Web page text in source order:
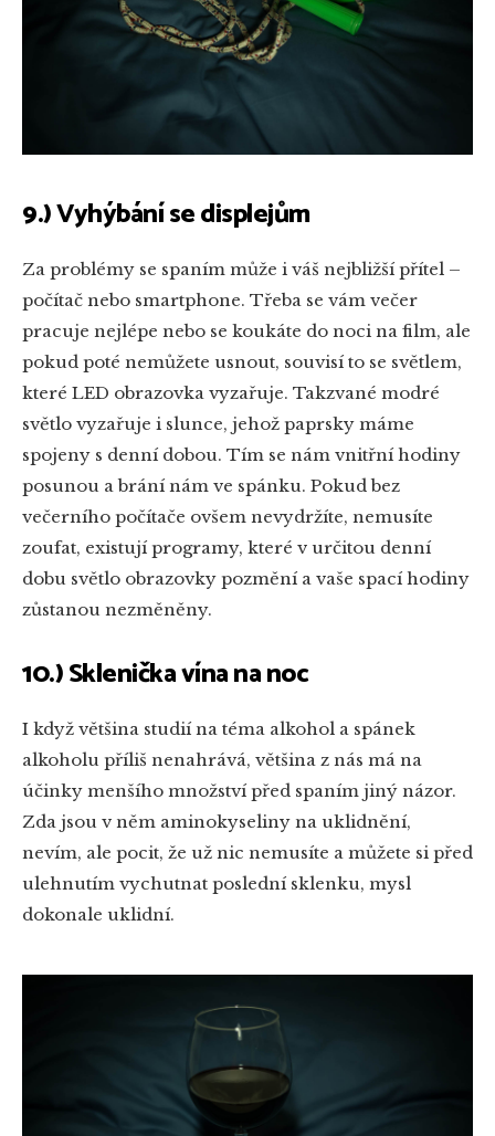
9.) Vyhýbání se displejům
Za problémy se spaním může i váš nejbližší přítel –
počítač nebo smartphone. Třeba se vám večer
pracuje nejlépe nebo se koukáte do noci na film, ale
pokud poté nemůžete usnout, souvisí to se světlem,
které LED obrazovka vyzařuje. Takzvané modré
světlo vyzařuje i slunce, jehož paprsky máme
spojeny s denní dobou. Tím se nám vnitřní hodiny
posunou a brání nám ve spánku. Pokud bez
večerního počítače ovšem nevydržíte, nemusíte
zoufat, existují programy, které v určitou denní
dobu světlo obrazovky pozmění a vaše spací hodiny
zůstanou nezměněny.
10.) Sklenička vína na noc
I když většina studií na téma alkohol a spánek
alkoholu příliš nenahrává, většina z nás má na
účinky menšího množství před spaním jiný názor.
Zda jsou v něm aminokyseliny na uklidnění,
nevím, ale pocit, že už nic nemusíte a můžete si před
ulehnutím vychutnat poslední sklenku, mysl
dokonale uklidní.